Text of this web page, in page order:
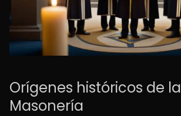
Orígenes históricos de la
Masonería